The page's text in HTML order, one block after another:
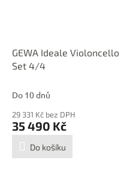
GEWA Ideale Violoncello
Set 4/4
Do 10 dnů
29 331 Kč bez DPH
35 490 Kč
Do košíku